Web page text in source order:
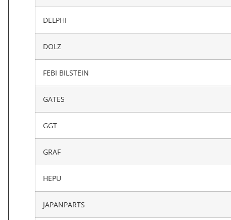
DELPHI
DOLZ
FEBI BILSTEIN
GATES
GGT
GRAF
HEPU
JAPANPARTS